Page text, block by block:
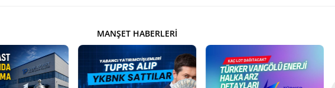
MANŞET HABERLERI